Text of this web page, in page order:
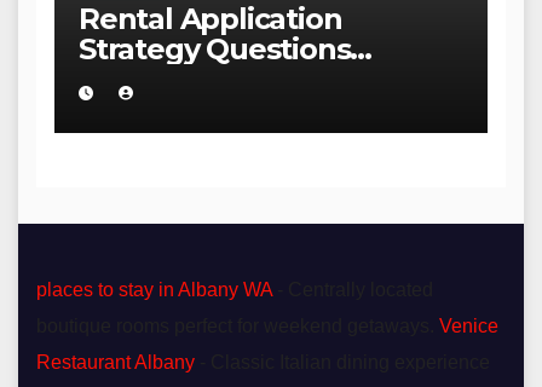
Rental Application
Strategy Questions
Wellness Brands Should
Ask Before Starting in the
Blue Mountains
places to stay in Albany WA
Venice
Restaurant Albany